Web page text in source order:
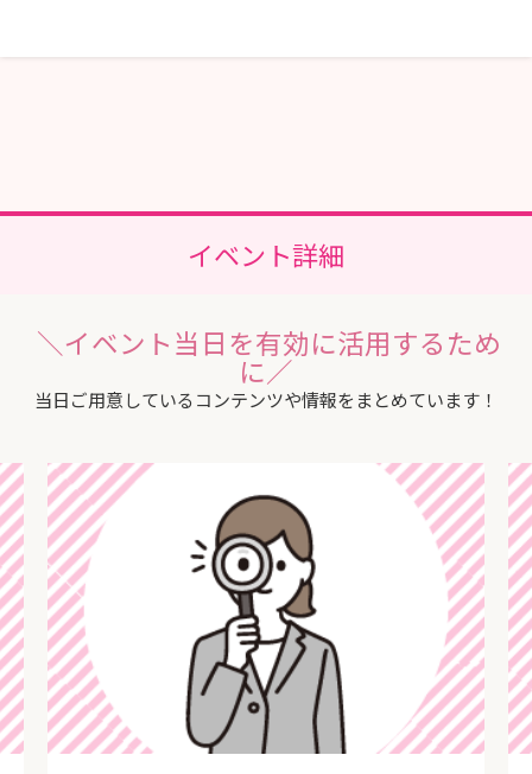
イベント詳細
＼イベント当日を有効に活用するため
に／
当日ご用意しているコンテンツや情報をまとめています！